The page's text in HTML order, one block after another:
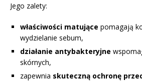
Jego zalety:
właściwości matujące pomagają
wydzielanie sebum,
działanie antybakteryjne
skórnych,
zapewnia skuteczną ochronę